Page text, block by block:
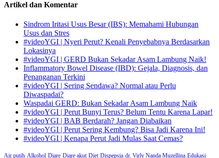
Artikel dan Komentar
Sindrom Iritasi Usus Besar (IBS): Memahami Hubungan
Usus dan Stres
#videoYGI | Nyeri Perut? Kenali Penyebabnya Berdasarkan
Lokasinya
#videoYGI | GERD Bukan Sekadar Asam Lambung Naik!
Inflammatory Bowel Disease (IBD): Gejala, Diagnosis, dan
Penanganan Terkini
#videoYGI | Sering Sendawa? Normal atau Perlu
Diwaspadai?
Waspadai GERD: Bukan Sekadar Asam Lambung Naik
#videoYGI | Perut Bunyi Terus? Belum Tentu Karena Lapar!
#videoYGI | BAB Berdarah? Jangan Diabaikan
#videoYGI | Perut Sering Kembung? Bisa Jadi Karena Ini!
#videoYGI | Kenapa Perut Jadi Mulas Saat Cemas?
Air putih Alkohol Diare Diare akut Diet Dispepsia dr. Virly Nanda Muzellina Edukasi